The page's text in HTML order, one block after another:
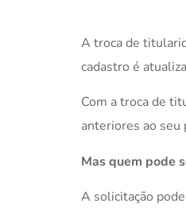
A troca de
cadastro é
Com a troca de
anteriores ao seu
Mas quem pode
A solicitação